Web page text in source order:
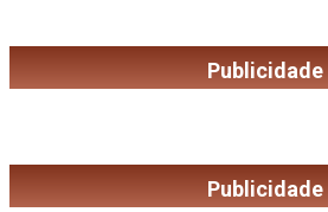
Publicidade
Publicidade